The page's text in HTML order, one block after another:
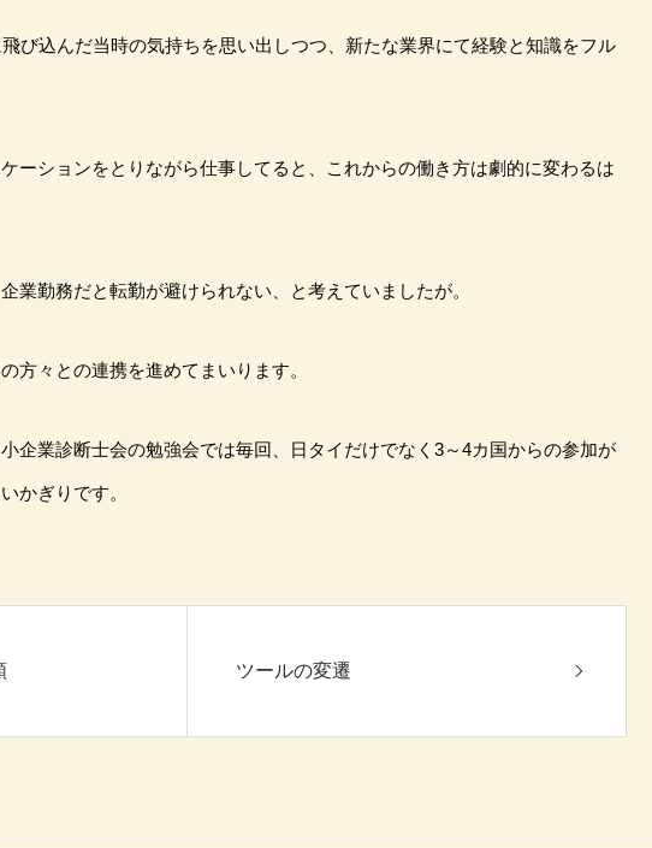
び込んだ当時の気持ちを思い出しつつ、新たな業界にて経験と知識をフル
ーションをとりながら仕事してると、これからの働き方は劇的に変わるは
業勤務だと転勤が避けられない、と考えていましたが。
方々との連携を進めてまいります。
企業診断士会の勉強会では毎回、日タイだけでなく3～4カ国からの参加が
かぎりです。
ツールの変遷